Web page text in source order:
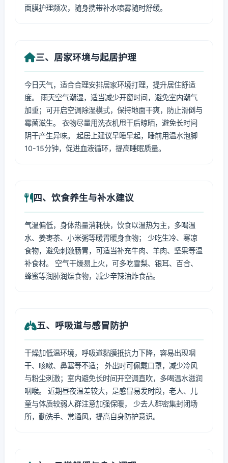
面膜护理频次，随身携带补水喷雾随时舒缓。
三、居家环境与起居护理
今日天气，适合合理安排居家环境打理，提升居住舒适
度。 雨天空气潮湿，适当减少开窗时间，避免室内潮气
加重；可开启空调除湿模式，保持地面干爽，防止滑倒与
霉菌滋生。 衣物尽量用洗衣机甩干后晾晒，避免长时间
阴干产生异味。 起居上建议早睡早起，睡前用温水泡脚
10-15分钟，促进血液循环，提高睡眠质量。
四、饮食养生与补水建议
气温偏低，身体热量消耗快，饮食以温热为主，多喝温
水、姜枣茶、小米粥等暖胃暖身食物； 少吃生冷、寒凉
食物，避免刺激肠胃，可适当补充牛肉、羊肉、坚果等温
补食材。 空气干燥易上火，可多吃雪梨、银耳、百合、
蜂蜜等润肺润燥食物，减少辛辣油炸食品。
五、呼吸道与感冒防护
干燥加低温环境，呼吸道黏膜抵抗力下降，容易出现咽
干、咳嗽、鼻塞等不适； 外出时可佩戴口罩，减少冷风
与粉尘刺激；室内避免长时间开空调直吹，多喝温水滋润
咽喉。 近期昼夜温差较大，是感冒易发时段，老人、儿
童与体质较弱人群注意加强保暖， 少去人群密集封闭场
所，勤洗手、常通风，提高自身防护意识。